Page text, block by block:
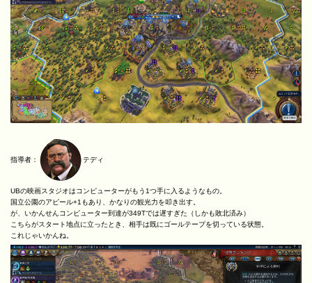
指導者： テディ
UBの映画スタジオはコンピューターがもう1つ手に入るようなもの。
国立公園のアピール+1もあり、かなりの観光力を叩き出す。
が、いかんせんコンピューター到達が349Tでは遅すぎた（しかも敗北済み）
こちらがスタート地点に立ったとき、相手は既にゴールテープを切っている状態。
これじゃいかんね。